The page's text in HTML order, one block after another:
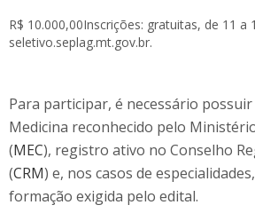
R$ 10.000,00Inscrições: gratuitas, de 11 a
seletivo.seplag.mt.gov.br.
Para participar, é necessário
Medicina reconhecido pelo
(MEC), registro ativo no Conselho
(CRM) e, nos casos de
formação exigida pelo edital.